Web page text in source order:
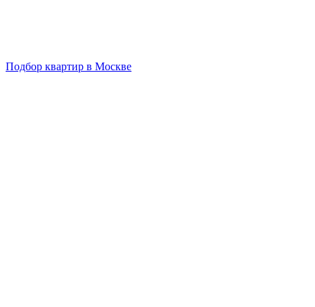
Подбор квартир в Москве